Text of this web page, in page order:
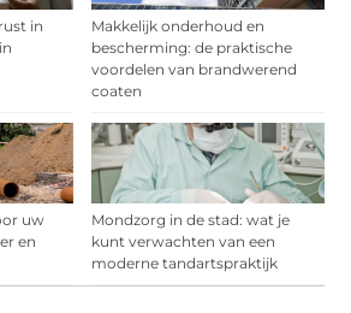
in
Makkelijk onderhoud en
bescherming: de praktische
voordelen van brandwerend
coaten
uw
en
Mondzorg in de stad: wat je
kunt verwachten van een
moderne tandartspraktijk